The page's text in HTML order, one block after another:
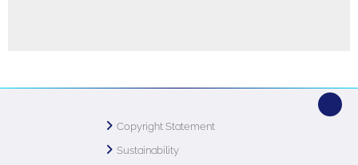
Copyright Statement
Sustainability